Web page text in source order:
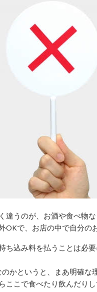
違うのが、お酒や食べ物
OKで、お店の中で自分の
ち込み料を払うことは必
かというと、まあ明確
ここで食べたり飲んだり